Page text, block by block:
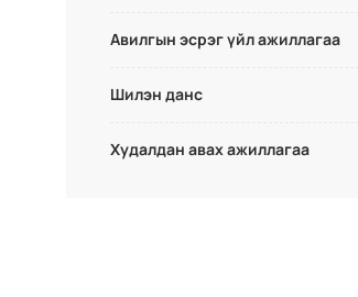
Авилгын эсрэг үйл ажиллагаа
Шилэн данс
Худалдан авах ажиллагаа